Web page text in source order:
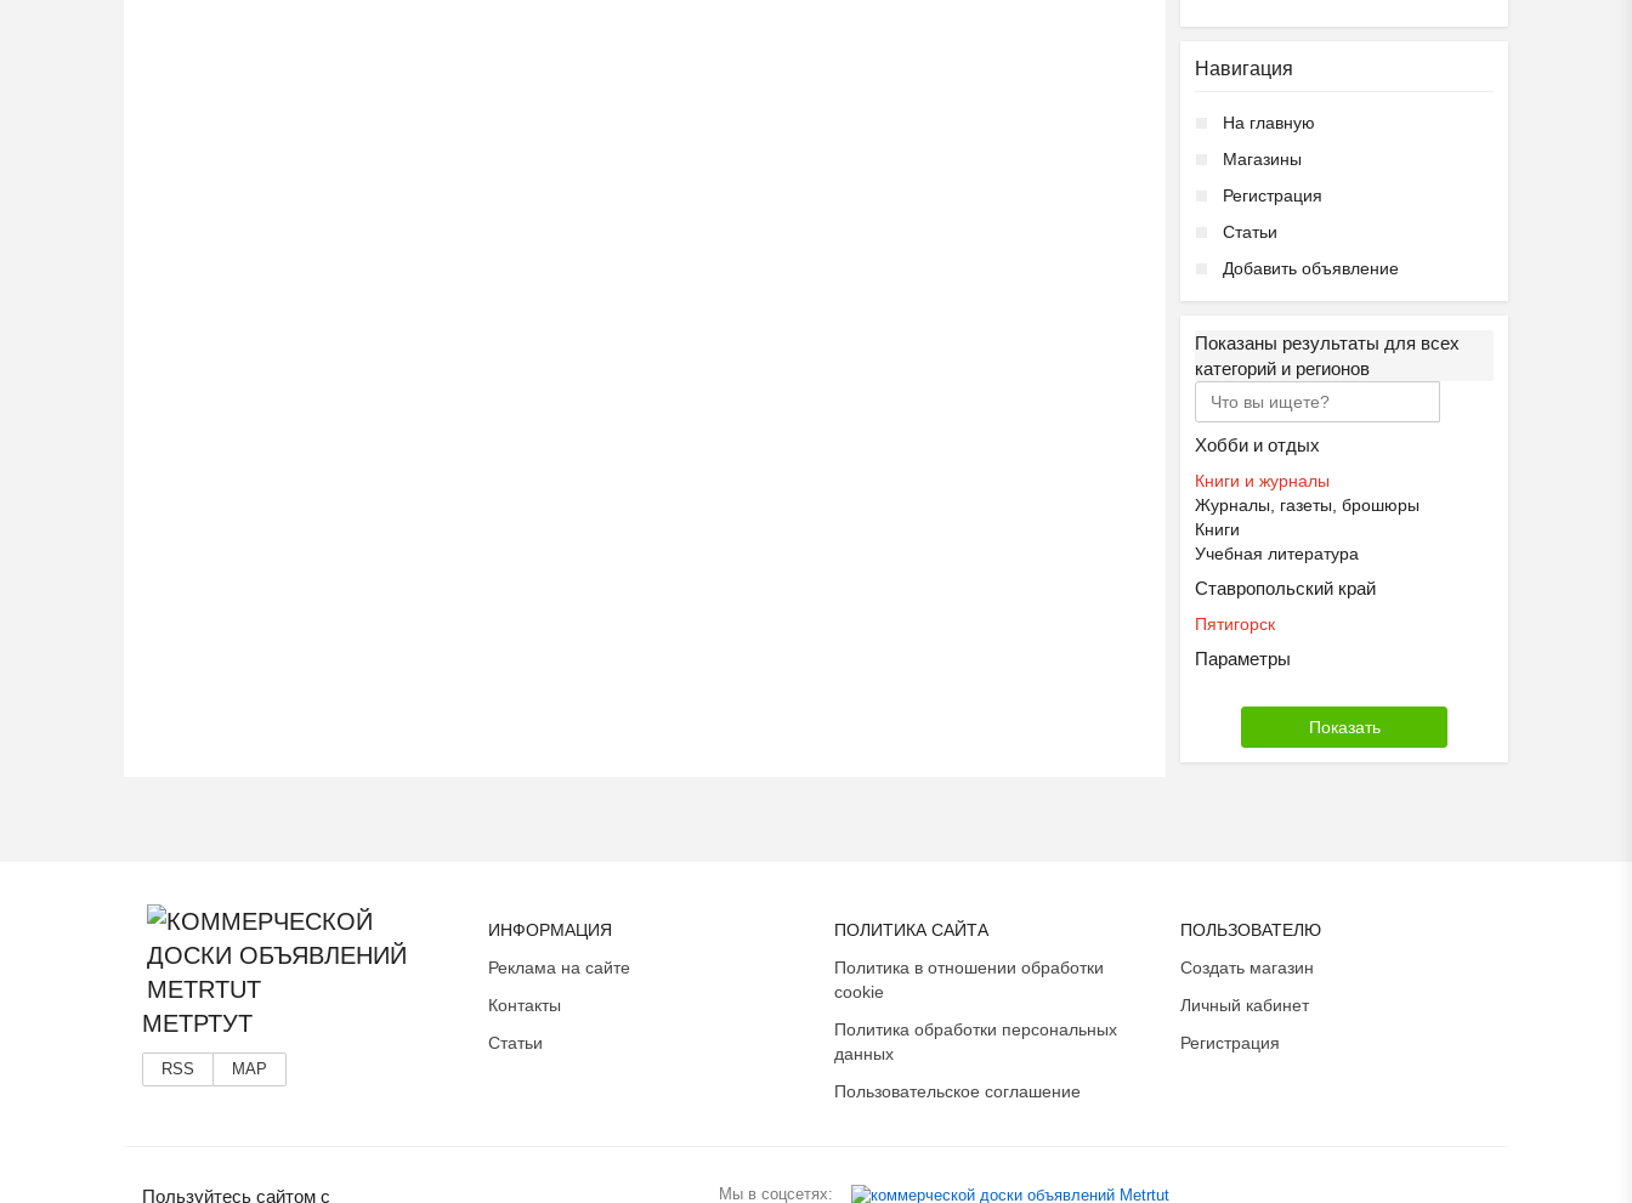
Навигация
На главную
Магазины
Регистрация
Статьи
Добавить объявление
Показаны результаты для всех
категорий и регионов
Хобби и отдых
Книги и журналы
Журналы, газеты, брошюры
Книги
Учебная литература
Ставропольский край
Пятигорск
Параметры
МЕТРТУТ
RSS MAP
ИНФОРМАЦИЯ
Реклама на сайте
Контакты
Статьи
ПОЛИТИКА САЙТА
Политика в отношении обработки
cookie
Политика обработки персональных
данных
Пользовательское соглашение
ПОЛЬЗОВАТЕЛЮ
Создать магазин
Личный кабинет
Регистрация
Пользуйтесь сайтом с Мы в соцсетях: